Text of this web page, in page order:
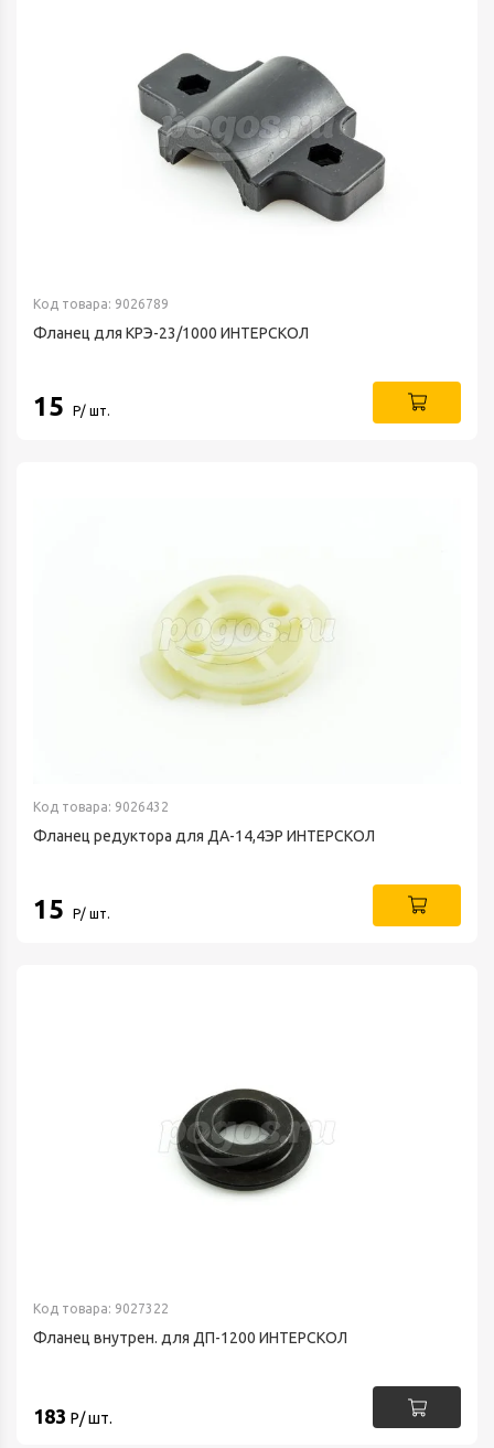
Код товара: 9026789
Фланец для КРЭ-23/1000 ИНТЕРСКОЛ
15 Р/ шт.
Код товара: 9026432
Фланец редуктора для ДА-14,4ЭР ИНТЕРСКОЛ
15 Р/ шт.
Код товара: 9027322
Фланец внутрен. для ДП-1200 ИНТЕРСКОЛ
183 Р/ шт.